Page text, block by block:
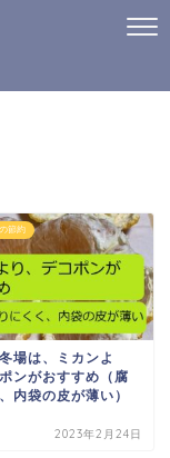
節約
場は、ミカンよ
ンがおすすめ（腐
内袋の皮が薄い）
2023年2月24日